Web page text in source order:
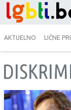
AKTUELNO LIČNE